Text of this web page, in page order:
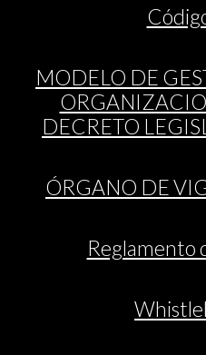
MODELO DE
DECRETO
ÓRGANO DE
Reglamento